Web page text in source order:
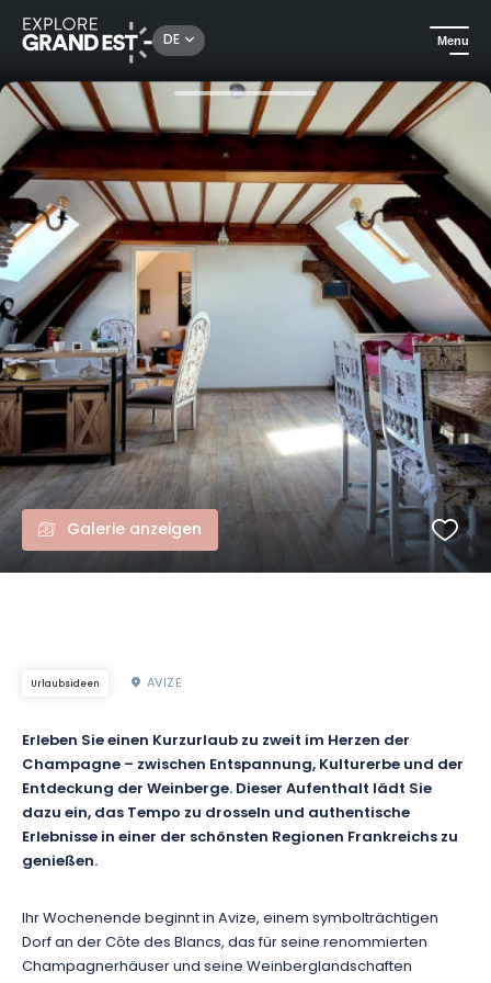
DE Menu
Sehenswertes in der Region Grand Est Wochenende zu zweit im Herzen der Champagne & Spa
Galerie anzeigen
Urlaubsideen AVIZE
Erleben Sie einen Kurzurlaub zu zweit im Herzen der
Champagne – zwischen Entspannung, Kulturerbe und der
Entdeckung der Weinberge. Dieser Aufenthalt lädt Sie
dazu ein, das Tempo zu drosseln und authentische
Erlebnisse in einer der schönsten Regionen Frankreichs zu
genießen.
Ihr Wochenende beginnt in Avize, einem symbolträchtigen
Dorf an der Côte des Blancs, das für seine renommierten
Champagnerhäuser und seine Weinberglandschaften